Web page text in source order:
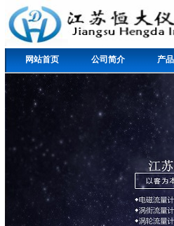
网站首页 公司简介 产